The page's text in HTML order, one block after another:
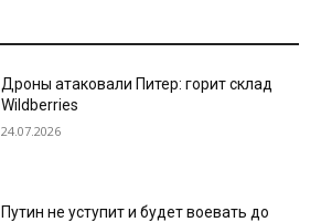
Дроны атаковали Питер: горит склад
Wildberries
24.07.2026
Путин не уступит и будет воевать до